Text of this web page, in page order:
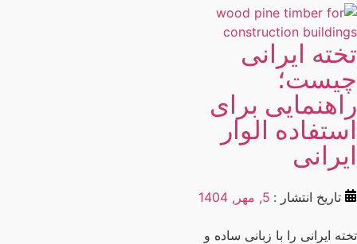
ایرانی
برای
الوار
تاریخ انتشار : 5, مهر, 1404
ایرانی را با زبانی ساده و